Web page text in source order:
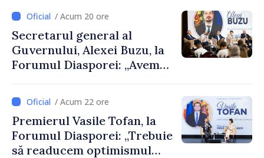
despre parcursul european
al Republicii Moldova.
/ Acum 20 ore
Secretarul general al
Guvernului, Alexei Buzu, la
Forumul Diasporei: „Avem
dumneavoastră pentru a
construi comunități mai
puternice”
/ Acum 22 ore
Premierul Vasile Tofan, la
Forumul Diasporei: „Trebuie
să readucem optimismul